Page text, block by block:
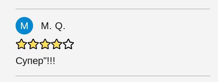
M. Q.
Супер"!!!